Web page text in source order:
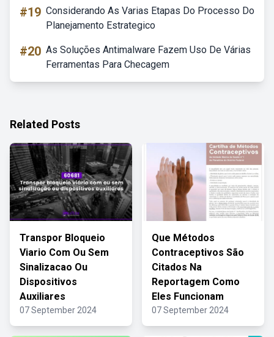
#19 Considerando As Varias Etapas Do Processo Do
Planejamento Estrategico
#20 As Soluções Antimalware Fazem Uso De Várias
Ferramentas Para Checagem
Related Posts
Transpor Bloqueio
Viario Com Ou Sem
Sinalizacao Ou
Dispositivos
Auxiliares
07 September 2024
Que Métodos
Contraceptivos São
Citados Na
Reportagem Como
Eles Funcionam
07 September 2024